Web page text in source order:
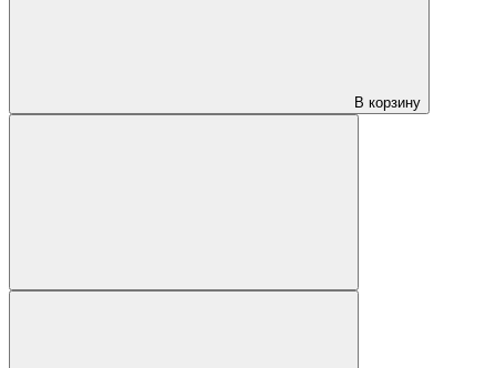
В корзину